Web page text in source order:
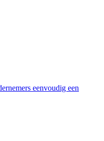
eenvoudig een